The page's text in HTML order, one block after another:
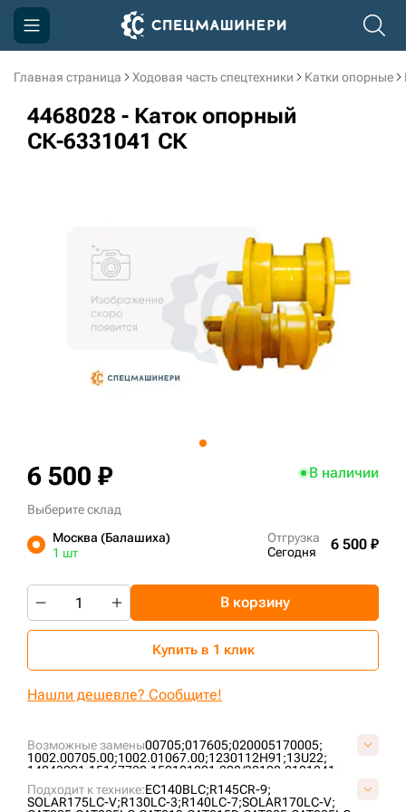
Главная страница Ходовая часть спецтехники Катки опорные
4468028 - Каток опорный
СК-6331041 СК
Возможные замены00705;017605;020005170005;
1002.00705.00;1002.01067.00;1230112H91;13U22;
14043991;15167700;152101021;208/32100;2101041;
2101081;
213/66800;214642; 2175017;2270-6040;
2270-9403; 234756;2425017605;262612;274040400001;
2934983M91;2997110M1;3018.43234;3084573M91;
Подходит к технике:EC140BLC;R145CR-9;
SOLAR175LC-V;R130LC-3;R140LC-7;SOLAR170LC-V;
6 500 ₽ В наличии
Выберите склад
Москва (Балашиха)
1 шт
Отгрузка
Сегодня
6 500 ₽
В корзину
Купить в 1 клик
Нашли дешевле? Сообщите!
Компания
Акции
3D тур по производству
3D тур по складам
sksale@skdst.ru